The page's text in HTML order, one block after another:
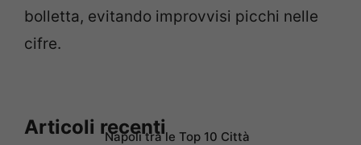
bolletta, evitando improvvisi picchi nelle
cifre.
Articoli recentiNapoli tra le Top 10 Città